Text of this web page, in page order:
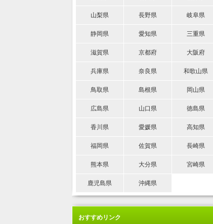
山梨県 長野県 岐阜県
静岡県 愛知県 三重県
滋賀県 京都府 大阪府
兵庫県 奈良県 和歌山県
鳥取県 島根県 岡山県
広島県 山口県 徳島県
香川県 愛媛県 高知県
福岡県 佐賀県 長崎県
熊本県 大分県 宮崎県
鹿児島県 沖縄県
おすすめリンク